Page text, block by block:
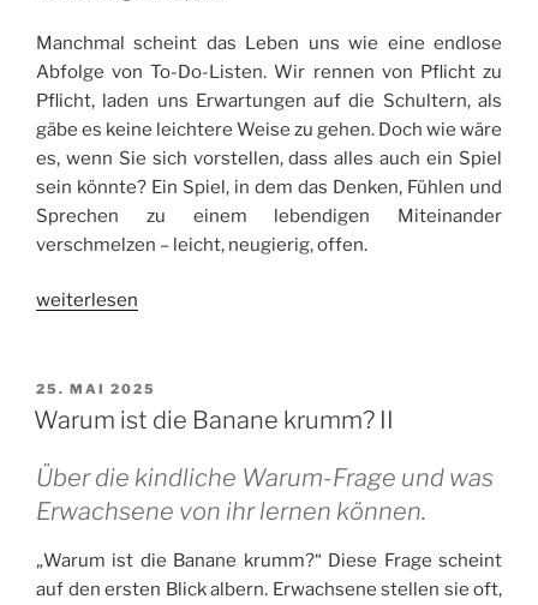
Manchmal scheint das Leben uns wie eine endlose
Abfolge von To-Do-Listen. Wir rennen von Pflicht zu
Pflicht, laden uns Erwartungen auf die Schultern, als
gäbe es keine leichtere Weise zu gehen. Doch wie wäre
es, wenn Sie sich vorstellen, dass alles auch ein Spiel
sein könnte? Ein Spiel, in dem das Denken, Fühlen und
Sprechen zu einem lebendigen Miteinander
verschmelzen – leicht, neugierig, offen.
„Lass
–
vom
Ernst
zum
Spiel“
weiterlesen
VERÖFFENTLICHT
AM
25. MAI 2025
Warum ist die Banane krumm? II
Über die kindliche Warum-Frage und was
Erwachsene von ihr lernen können.
„Warum ist die Banane krumm?“ Diese Frage scheint
auf den ersten Blick albern. Erwachsene stellen sie oft,